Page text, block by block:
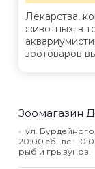
Лекарства,
животных, в
зоотоваров
Зоомагазин
ул. Бурдейного,
20:00 cб.-вс.:
рыб и грызунов.